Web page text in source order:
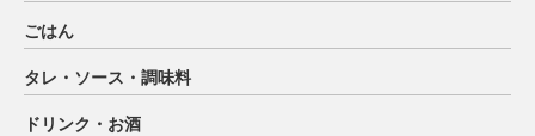
ごはん
タレ・ソース・調味料
ドリンク・お酒